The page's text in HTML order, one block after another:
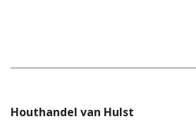
Houthandel van Hulst